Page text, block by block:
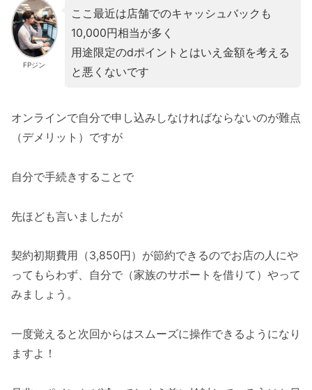
FPジン
ここ最近は店舗でのキャッシュバックも
10,000円相当が多く
用途限定のdポイントとはいえ金額を考える
と悪くないです
オンラインで自分で申し込みしなければならないのが難点
（デメリット）ですが
自分で手続きすることで
先ほども言いましたが
契約初期費用（3,850円）が節約できるのでお店の人にや
ってもらわず、自分で（家族のサポートを借りて）やって
みましょう。
一度覚えると次回からはスムーズに操作できるようになり
ますよ！